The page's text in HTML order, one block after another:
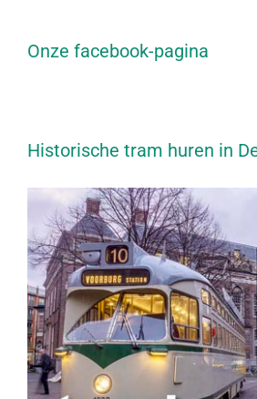
Onze facebook-pagina
Historische tram huren in